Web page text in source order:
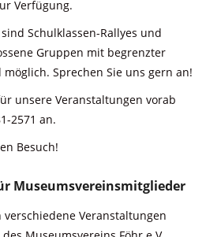
Verfügung.
Schulklassen-Rallyes und
Gruppen mit begrenzter
Sprechen Sie uns gern an!
unsere Veranstaltungen vorab
2571 an.
Besuch!
Museumsvereinsmitglieder
verschiedene Veranstaltungen